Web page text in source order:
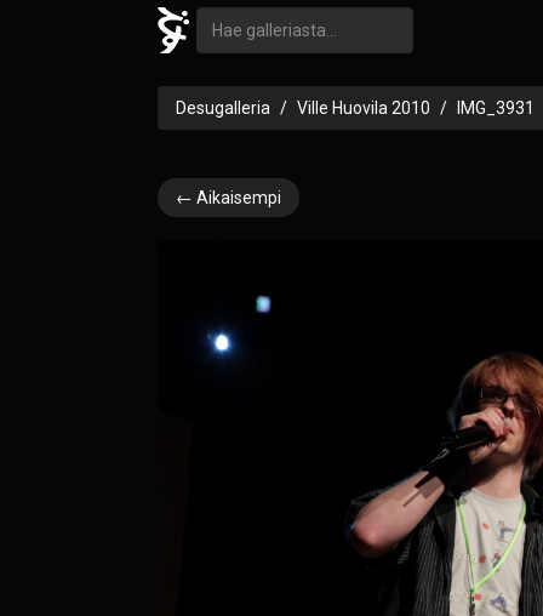
Desugalleria Ville Huovila 2010 IMG_3931
← Aikaisempi